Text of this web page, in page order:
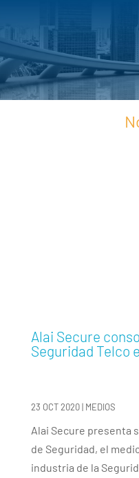
Alai Secure
Seguridad Telco
23 OCT 2020| MEDIOS
Alai Secure presenta
de Seguridad, el
industria de la